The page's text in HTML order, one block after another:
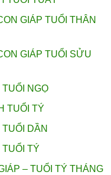
GIÁP TUỔI THÂN
GIÁP TUỔI SỬU
NGỌ
TUỔI TÝ
DẦN
TÝ
– TUỔI TÝ THÁNG